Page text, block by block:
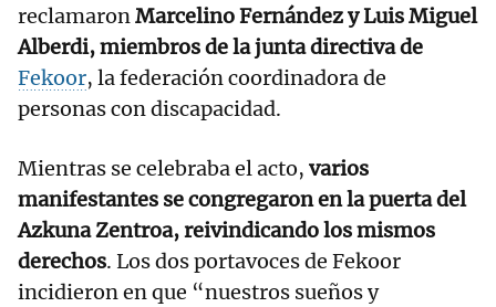
reclamaronMarcelino Fernández y Luis Miguel
Alberdi, miembros de la junta directiva de
Fekoor, la federación coordinadora de
personas con discapacidad.
Mientras se celebraba el acto, varios
manifestantes se congregaron en la puerta del
Azkuna Zentroa, reivindicando los mismos
derechos. Los dos portavoces de Fekoor
incidieron en que “nuestros sueños y